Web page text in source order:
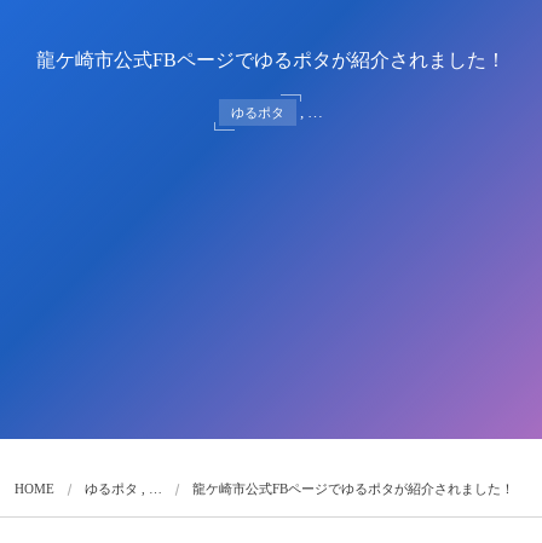
龍ケ崎市公式FBページでゆるポタが紹介されました！
ゆるポタ
HOME ゆるポタ , … 龍ケ崎市公式FBページでゆるポタが紹介されました！